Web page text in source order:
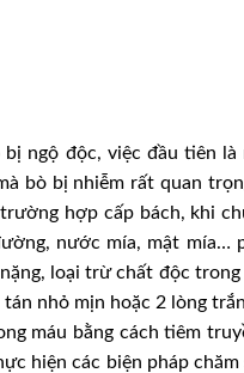
bị ngộ độc, việc đầu tiên
bò bị nhiễm rất quan
hợp cấp bách, khi
nước mía, mật mía…
loại trừ chất độc
nhỏ mịn hoặc 2 lòng
máu bằng cách tiêm
hiện các biện pháp